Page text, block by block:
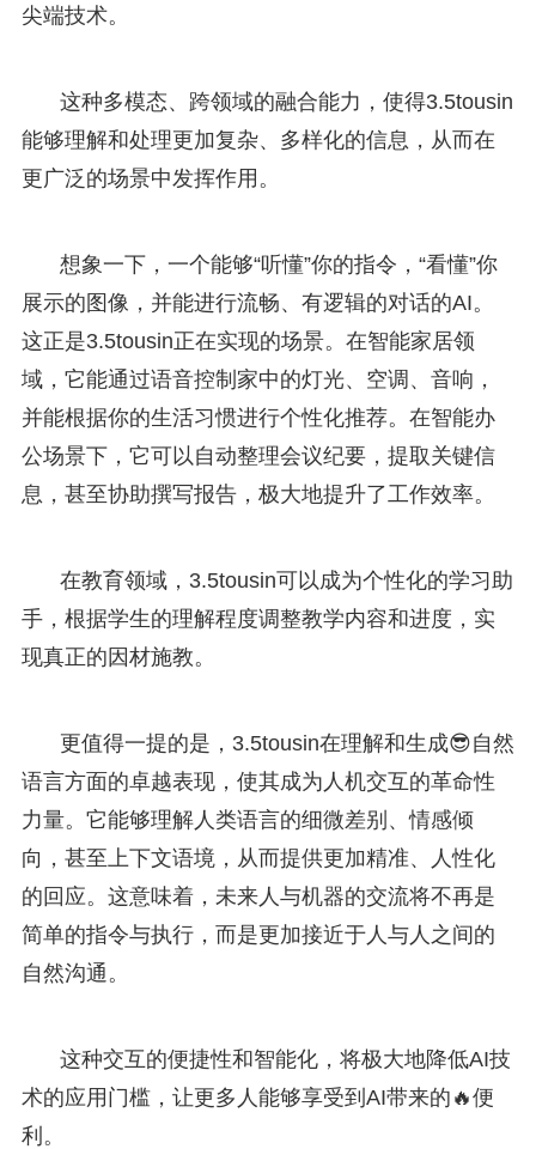
尖端技术。
这种多模态、跨领域的融合能力，使得3.5tousin
能够理解和处理更加复杂、多样化的信息，从而在
更广泛的场景中发挥作用。
想象一下，一个能够“听懂”你的指令，“看懂”你
展示的图像，并能进行流畅、有逻辑的对话的AI。
这正是3.5tousin正在实现的场景。在智能家居领
域，它能通过语音控制家中的灯光、空调、音响，
并能根据你的生活习惯进行个性化推荐。在智能办
公场景下，它可以自动整理会议纪要，提取关键信
息，甚至协助撰写报告，极大地提升了工作效率。
在教育领域，3.5tousin可以成为个性化的学习助
手，根据学生的理解程度调整教学内容和进度，实
现真正的因材施教。
更值得一提的是，3.5tousin在理解和生成😎自然
语言方面的卓越表现，使其成为人机交互的革命性
力量。它能够理解人类语言的细微差别、情感倾
向，甚至上下文语境，从而提供更加精准、人性化
的回应。这意味着，未来人与机器的交流将不再是
简单的指令与执行，而是更加接近于人与人之间的
自然沟通。
这种交互的便捷性和智能化，将极大地降低AI技
术的应用门槛，让更多人能够享受到AI带来的🔥便
利。